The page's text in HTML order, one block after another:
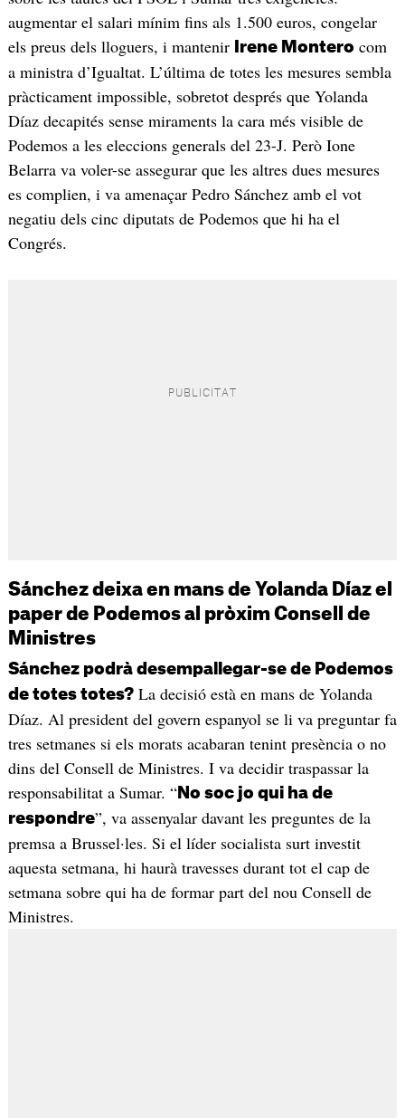
augmentar el salari mínim fins als 1.500 euros, congelar
els preus dels lloguers, i mantenir
Irene Montero com
a ministra d’Igualtat. L’última de totes les mesures sembla
pràcticament impossible, sobretot després que Yolanda
Díaz decapités sense miraments la cara més visible de
Podemos a les eleccions generals del 23-J. Però Ione
Belarra va voler-se assegurar que les altres dues mesures
es complien, i va amenaçar Pedro Sánchez amb el vot
negatiu dels cinc diputats de Podemos que hi ha el
Congrés.
Sánchez deixa en mans de Yolanda Díaz el
paper de Podemos al pròxim Consell de
Ministres
Sánchez podrà desempallegar-se de Podemos
de totes totes?La decisió està en mans de Yolanda
Díaz. Al president del govern espanyol se li va preguntar fa
tres setmanes si els morats acabaran tenint presència o no
dins del Consell de Ministres. I va decidir traspassar la
responsabilitat a Sumar. “No soc jo qui ha de
respondre”, va assenyalar davant les preguntes de la
premsa a Brussel·les. Si el líder socialista surt investit
aquesta setmana, hi haurà travesses durant tot el cap de
setmana sobre qui ha de formar part del nou Consell de
Ministres.